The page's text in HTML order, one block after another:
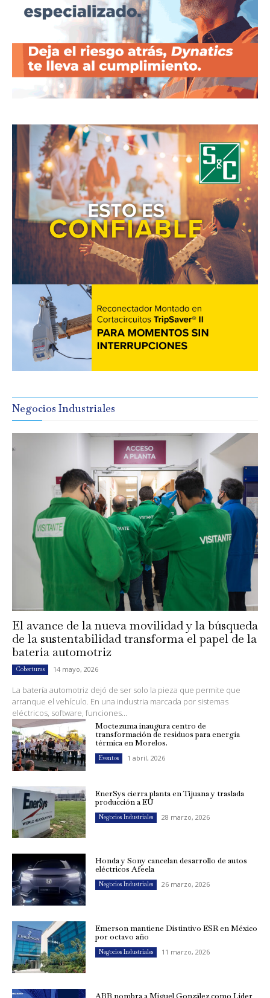
Negocios Industriales
El avance de la nueva movilidad y la búsqueda
de la sustentabilidad transforma el papel de la
batería automotriz
Coberturas 14 mayo, 2026
La batería automotriz dejó de ser solo la pieza que permite que
arranque el vehículo. En una industria marcada por sistemas
eléctricos, software, funciones...
Moctezuma inaugura centro de
transformación de residuos para energía
térmica en Morelos.
Eventos 1 abril, 2026
EnerSys cierra planta en Tijuana y traslada
producción a EU
Negocios Industriales 28 marzo, 2026
Honda y Sony cancelan desarrollo de autos
eléctricos Afeela
Negocios Industriales 26 marzo, 2026
Emerson mantiene Distintivo ESR en México
por octavo año
Negocios Industriales 11 marzo, 2026
ABB nombra a Miguel González como Líder